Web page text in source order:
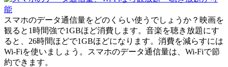
スマホのデータ通信量をどのくらい使うでしょうか？映画を
観ると1時間強で1GBほど消費します。音楽を聴き放題にす
ると、26時間ほどで1GBほどになります。消費を減らすには
Wi-Fiを使いましょう。スマホのデータ通信量は、Wi-Fiで節
約できます。